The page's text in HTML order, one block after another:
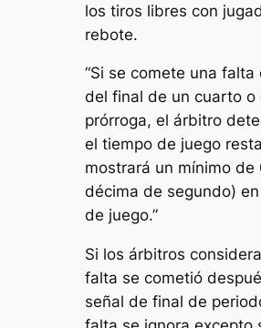
los tiros libres con
rebote.
“Si se comete una falta
del final de un cuarto o
prórroga, el árbitro
el tiempo de juego
mostrará un mínimo de
décima de segundo)
de juego.”
Si los árbitros
falta se cometió
señal de final de